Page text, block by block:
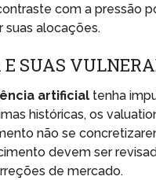
com a pressão
suas alocações.
E SUAS
artificial tenha
históricas, os
não se
devem ser
de mercado.